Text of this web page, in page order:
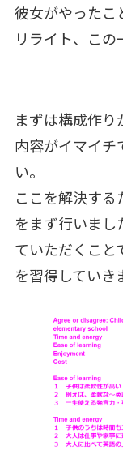
彼女がやったこ
リライト、この
まずは構成作り
内容がイマイチ
い。
ここを解決する
をまず行いまし
ていただくこと
を習得していき